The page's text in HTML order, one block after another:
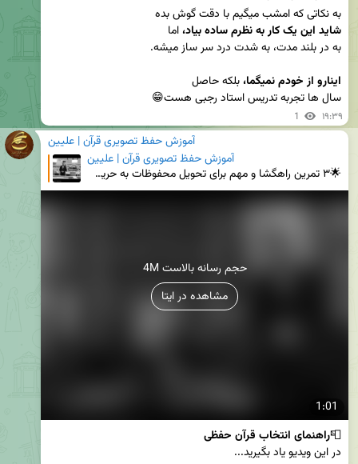
به نکاتی که امشب میگیم با دقت گوش بده
شاید این یک کار به نظرم ساده بیاد،
اینارو از خودم نمیگما،
سال ها تجربه تدریس استاد رجبی هست😁
1 ۱۹:۳۹
آموزش حفظ تصویری قرآن | علیین
آموزش حفظ تصویری قرآن | علیین
🌟۳ تمرین راهگشا و مهم برای تحویل محفوظات به حریف تمرینی ⚠️حافظان عزیز یادتون باشه که: حفظِ بدون تحو
1:01
4M حجم رسانه بالاست
مشاهده در ایتا
📮راهنمای انتخاب قرآن حفظی